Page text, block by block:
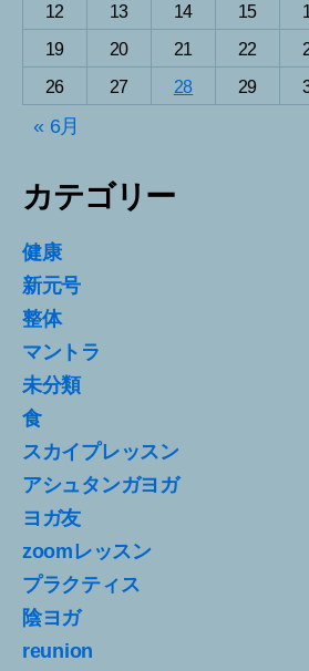
12
13 14 15
19
20 21 22
26
27 28 29
« 6月
カテゴリー
健康
新元号
整体
マントラ
未分類
食
スカイプレッスン
アシュタンガヨガ
ヨガ友
zoomレッスン
プラクティス
陰ヨガ
reunion